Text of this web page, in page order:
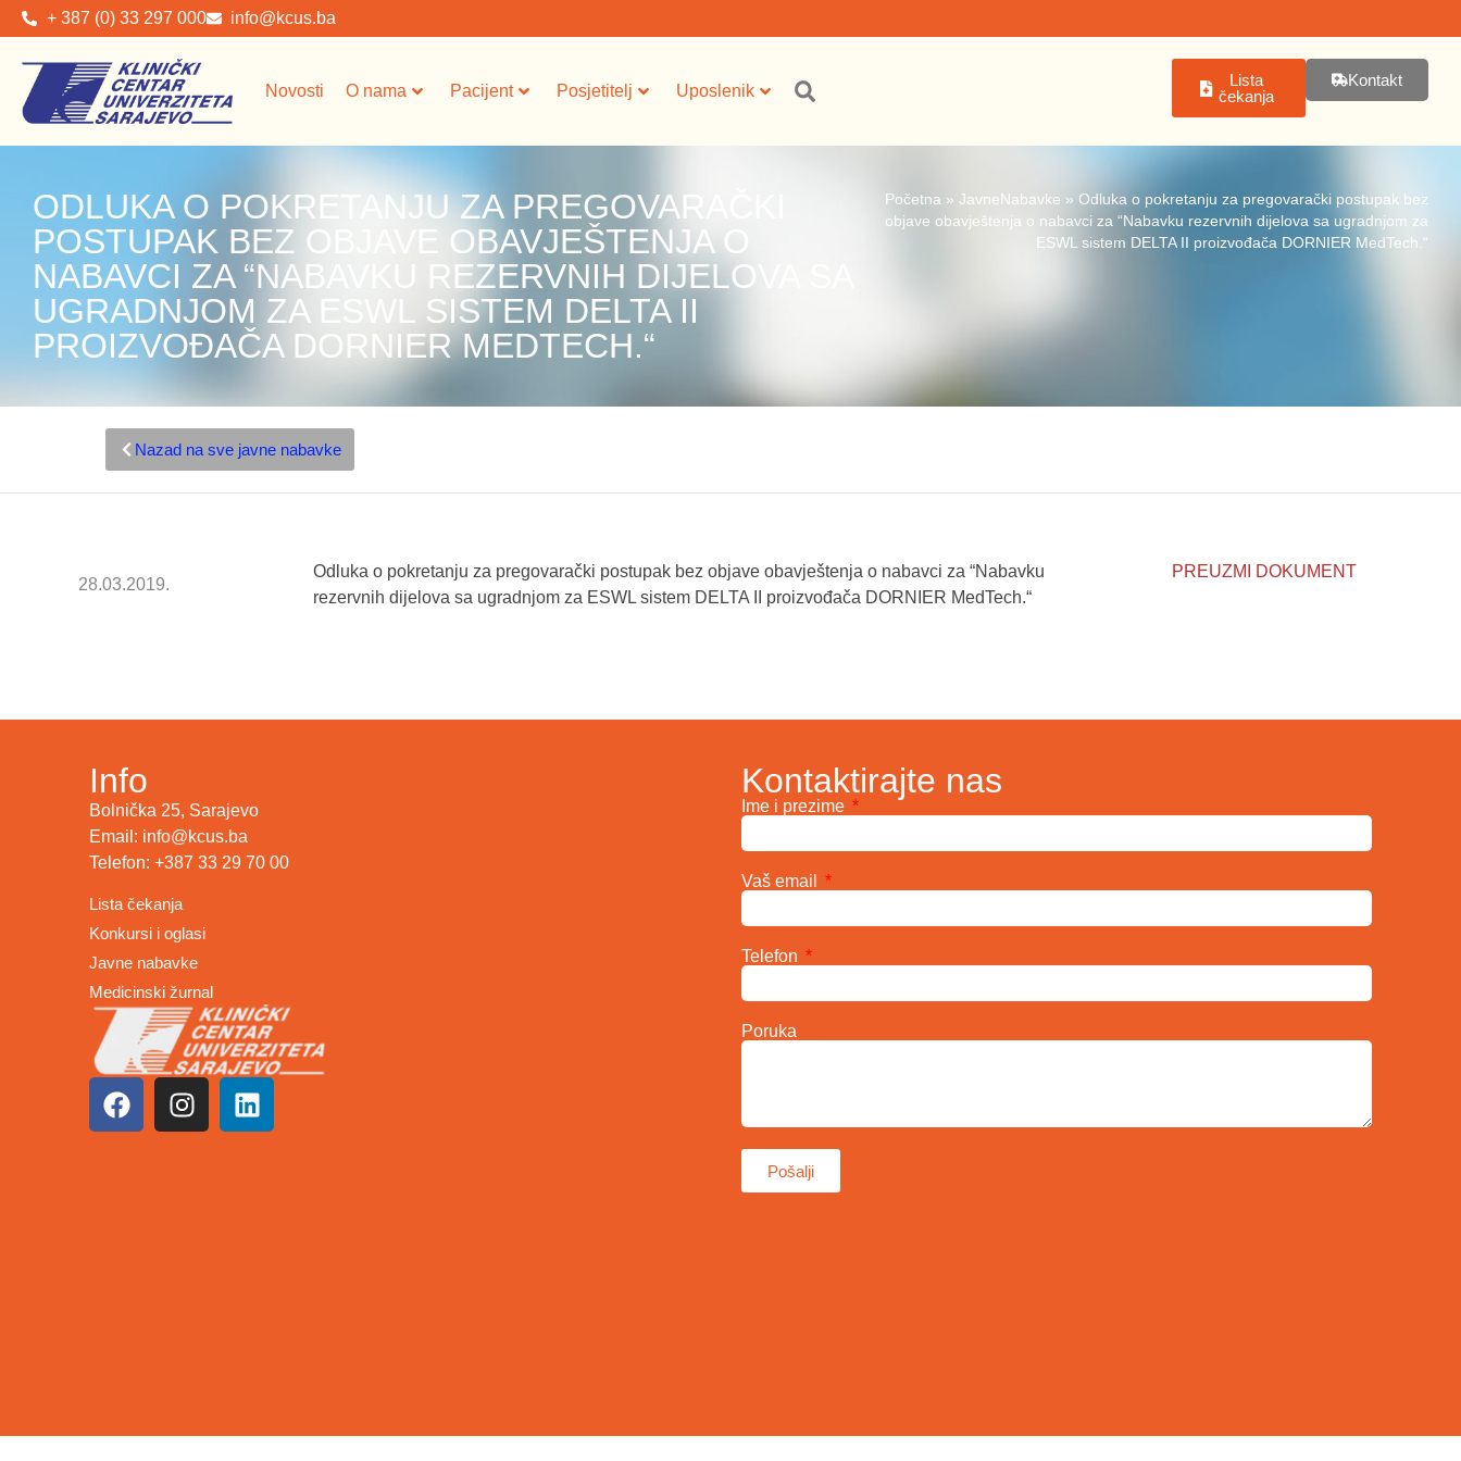
+ 387 (0) 33 297 000 info@kcus.ba
Novosti O nama Pacijent Posjetitelj Uposlenik
Lista
čekanja
Kontakt
ODLUKA O POKRETANJU ZA PREGOVARAČKI
POSTUPAK BEZ OBJAVE OBAVJEŠTENJA O
NABAVCI ZA “NABAVKU REZERVNIH DIJELOVA SA
UGRADNJOM ZA ESWL SISTEM DELTA II
PROIZVOĐAČA DORNIER MEDTECH.“
Početna» JavneNabavke » Odluka o pokretanju za pregovarački postupak bez
objave obavještenja o nabavci za “Nabavku rezervnih dijelova sa ugradnjom za
ESWL sistem DELTA II proizvođača DORNIER MedTech.“
Nazad na sve javne nabavke
28.03.2019.
Odluka o pokretanju za pregovarački postupak bez objave obavještenja o nabavci za “Nabavku
rezervnih dijelova sa ugradnjom za ESWL sistem DELTA II proizvođača DORNIER MedTech.“
PREUZMI DOKUMENT
Info
Bolnička 25, Sarajevo
Email: info@kcus.ba
Telefon: +387 33 29 70 00
Lista čekanja
Konkursi i oglasi
Javne nabavke
Medicinski žurnal
Kontaktirajte nas
Ime i prezime
Vaš email
Telefon
Poruka
Pošalji